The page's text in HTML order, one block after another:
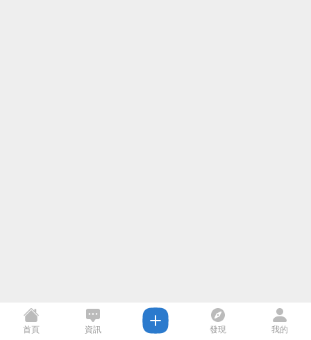
首頁 資訊 發現 我的